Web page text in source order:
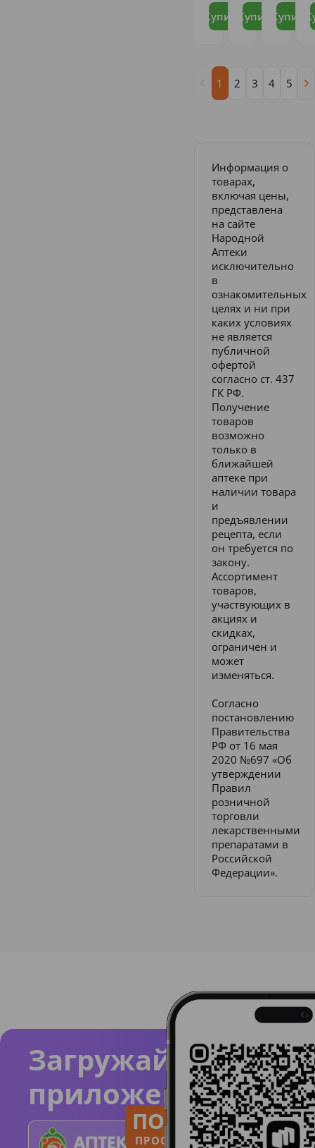
Купить Купить Купить
1 2 3 4 5
Информация о
товарах,
включая цены,
представлена
на сайте
Народной
Аптеки
исключительно
в
ознакомительных
целях и ни при
каких условиях
не является
публичной
офертой
согласно ст. 437
ГК РФ.
Получение
товаров
возможно
только в
ближайшей
аптеке при
наличии товара
и
предъявлении
рецепта, если
он требуется по
закону.
Ассортимент
товаров,
участвующих в
акциях и
скидках,
ограничен и
может
изменяться.
Согласно
постановлению
Правительства
РФ от 16 мая
2020 №697 «Об
утверждении
Правил
розничной
торговли
лекарственными
препаратами в
Российской
Федерации».
Загружайте
приложение
ПОЛЬЗУЙСЯ
ПРОСТО И ПОНЯТНО